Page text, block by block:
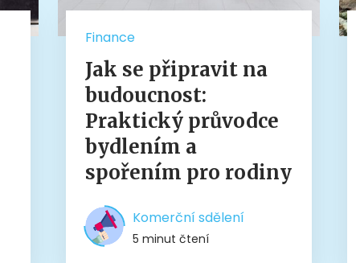
Finance
Jak se připravit na
budoucnost:
Praktický průvodce
bydlením a
spořením pro rodiny
Komerční sdělení
5 minut čtení